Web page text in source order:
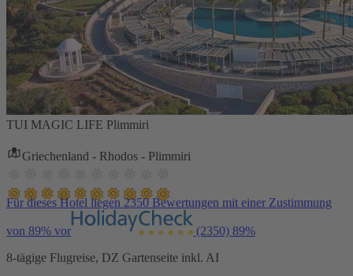
TUI MAGIC LIFE Plimmiri
Griechenland - Rhodos - Plimmiri
Für dieses Hotel liegen 2350 Bewertungen mit einer Zustimmung
von 89% vor (2350) 89%
8-tägige Flugreise, DZ Gartenseite inkl. AI